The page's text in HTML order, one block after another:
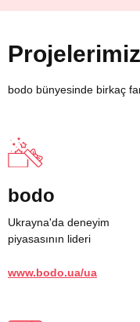
Projelerimiz
bodo bünyesinde birkaç
bodo
Ukrayna'da deneyim
piyasasının lideri
www.bodo.ua/ua